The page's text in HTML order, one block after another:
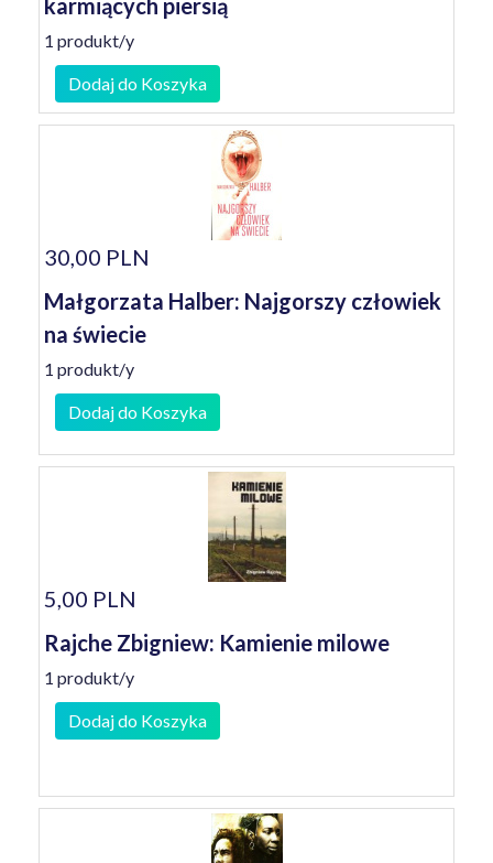
karmiących piersią
1 produkt/y
Dodaj do Koszyka
30,00 PLN
Małgorzata Halber: Najgorszy człowiek
na świecie
1 produkt/y
Dodaj do Koszyka
5,00 PLN
Rajche Zbigniew: Kamienie milowe
1 produkt/y
Dodaj do Koszyka